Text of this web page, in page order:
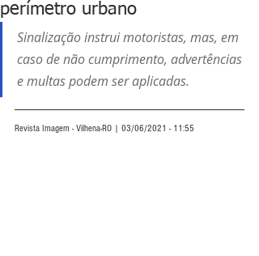
perímetro urbano
Sinalização instrui motoristas, mas, em
caso de não cumprimento, advertências
e multas podem ser aplicadas.
Revista Imagem - Vilhena-RO | 03/06/2021 - 11:55